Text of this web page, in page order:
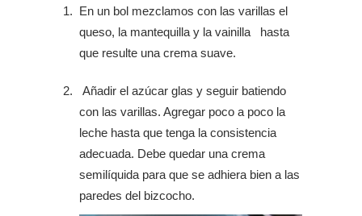
En un bol mezclamos con las varillas el
queso, la mantequilla y la vainilla hasta
que resulte una crema suave.
Añadir el azúcar glas y seguir batiendo
con las varillas. Agregar poco a poco la
leche hasta que tenga la consistencia
adecuada. Debe quedar una crema
semilíquida para que se adhiera bien a las
paredes del bizcocho.